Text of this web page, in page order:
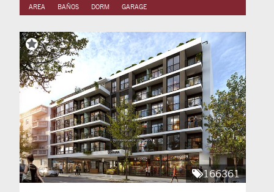
AREA BAÑOS DORM GARAGE
166361